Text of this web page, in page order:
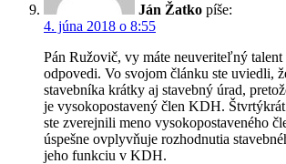
Ján Žatko píše:
4. júna 2018 o 8:55
Pán Ružovič, vy máte neuveriteľný
odpovedi. Vo svojom článku ste uviedli,
stavebníka krátky aj stavebný úrad,
je vysokopostavený člen KDH.
ste zverejnili meno vysokopostaveného
úspešne ovplyvňuje rozhodnutia
jeho funkciu v KDH.